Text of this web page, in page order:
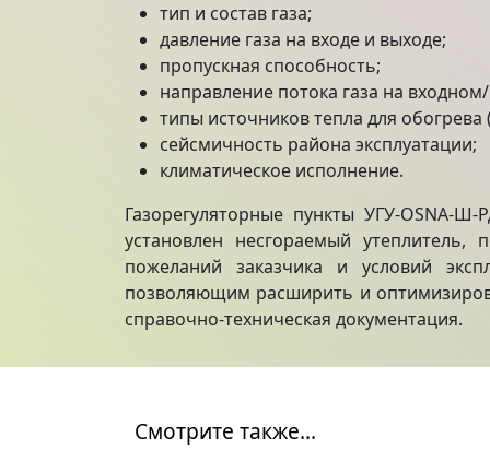
тип и состав газа;
давление газа на входе и выходе;
пропускная способность;
направление потока газа на
типы источников тепла для обогрева
сейсмичность района эксплуатации;
климатическое исполнение.
Газорегуляторные пункты УГУ-OSNA-
установлен несгораемый
пожеланий заказчика и условий
позволяющим расширить и
справочно-техническая документация.
Смотрите также...